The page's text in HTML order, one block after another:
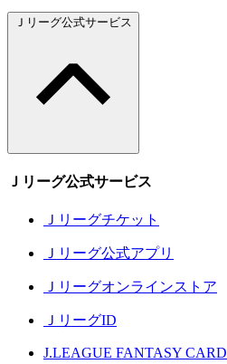
Ｊリーグ公式サービス
Ｊリーグ公式サービス
Ｊリーグチケット
Ｊリーグ公式アプリ
Ｊリーグオンラインストア
ＪリーグID
J.LEAGUE FANTASY CARD